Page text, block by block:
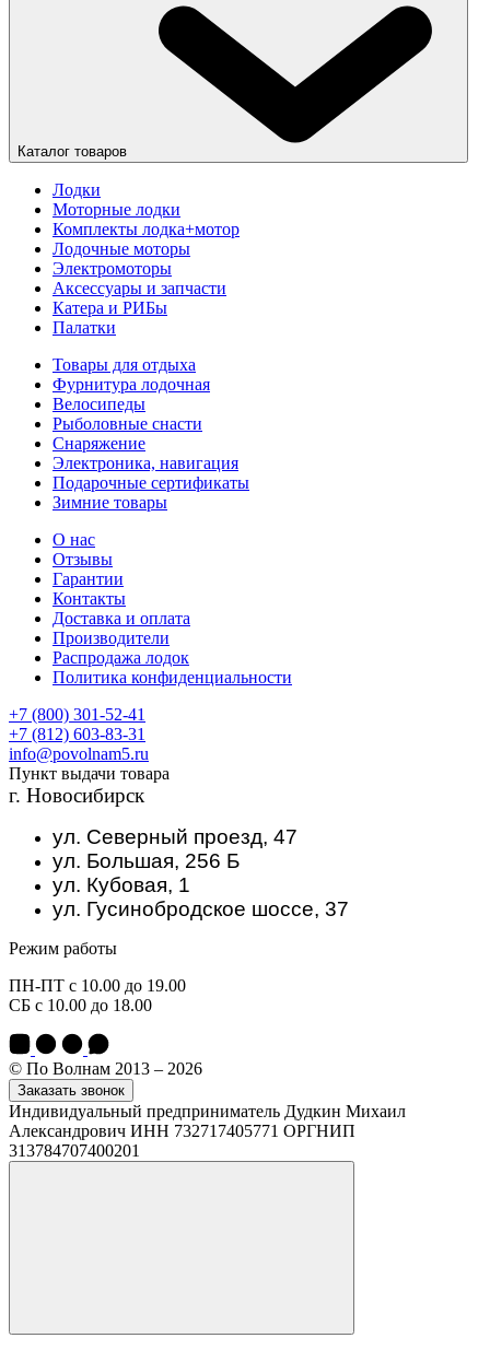
Каталог товаров
Лодки
Моторные лодки
Комплекты лодка+мотор
Лодочные моторы
Электромоторы
Аксессуары и запчасти
Катера и РИБы
Палатки
Товары для отдыха
Фурнитура лодочная
Велосипеды
Рыболовные снасти
Снаряжение
Электроника, навигация
Подарочные сертификаты
Зимние товары
О нас
Отзывы
Гарантии
Контакты
Доставка и оплата
Производители
Распродажа лодок
Политика конфиденциальности
+7 (800) 301-52-41
+7 (812) 603-83-31
info@povolnam5.ru
Пункт выдачи товара
г. Новосибирск
ул. Северный проезд, 47
ул. Большая, 256 Б
ул. Кубовая, 1
ул. Гусинобродское шоссе, 37
Режим работы
ПН-ПТ с 10.00 до 19.00
СБ с 10.00 до 18.00
© По Волнам 2013 – 2026
Заказать звонок
Индивидуальный предприниматель Дудкин Михаил
Александрович ИНН 732717405771 ОРГНИП
313784707400201